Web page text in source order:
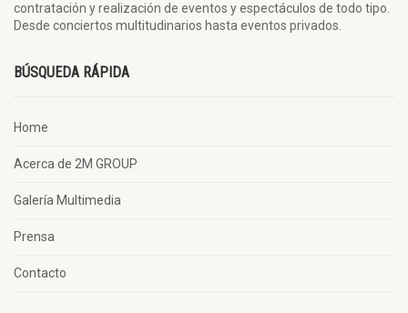
contratación y realización de eventos y espectáculos de todo tipo.
Desde conciertos multitudinarios hasta eventos privados.
BÚSQUEDA RÁPIDA
Home
Acerca de 2M GROUP
Galería Multimedia
Prensa
Contacto